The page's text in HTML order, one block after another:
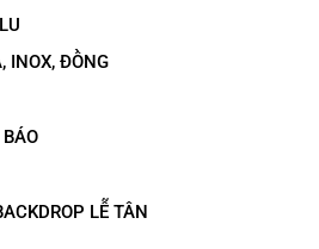
INOX, ĐỒNG
LỄ TÂN